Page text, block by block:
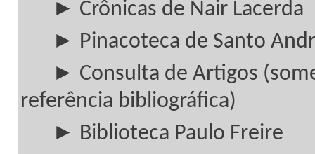
► Crônicas de Nair Lacerda
► Pinacoteca de Santo
► Consulta de Artigos
referência bibliográfica)
► Biblioteca Paulo Freire